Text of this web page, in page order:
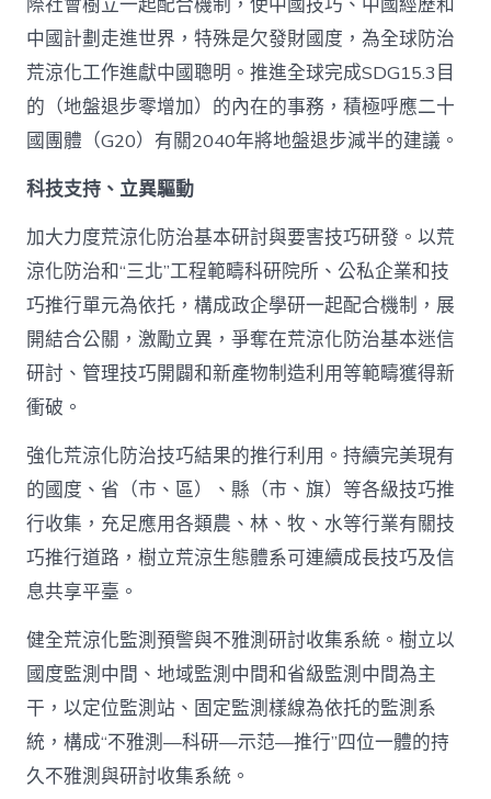
中國計劃走進世界，特殊是欠發財國度，為全球防治
荒涼化工作進獻中國聰明。推進全球完成SDG15.3目
的（地盤退步零增加）的內在的事務，積極呼應二十
國團體（G20）有關2040年將地盤退步減半的建議。
科技支持、立異驅動
加大力度荒涼化防治基本研討與要害技巧研發。以荒
涼化防治和“三北”工程範疇科研院所、公私企業和技
巧推行單元為依托，構成政企學研一起配合機制，展
開結合公關，激勵立異，爭奪在荒涼化防治基本迷信
研討、管理技巧開闢和新產物制造利用等範疇獲得新
衝破。
強化荒涼化防治技巧結果的推行利用。持續完美現有
的國度、省（市、區）、縣（市、旗）等各級技巧推
行收集，充足應用各類農、林、牧、水等行業有關技
巧推行道路，樹立荒涼生態體系可連續成長技巧及信
息共享平臺。
健全荒涼化監測預警與不雅測研討收集系統。樹立以
國度監測中間、地域監測中間和省級監測中間為主
干，以定位監測站、固定監測樣線為依托的監測系
統，構成“不雅測—科研—示范—推行”四位一體的持
久不雅測與研討收集系統。